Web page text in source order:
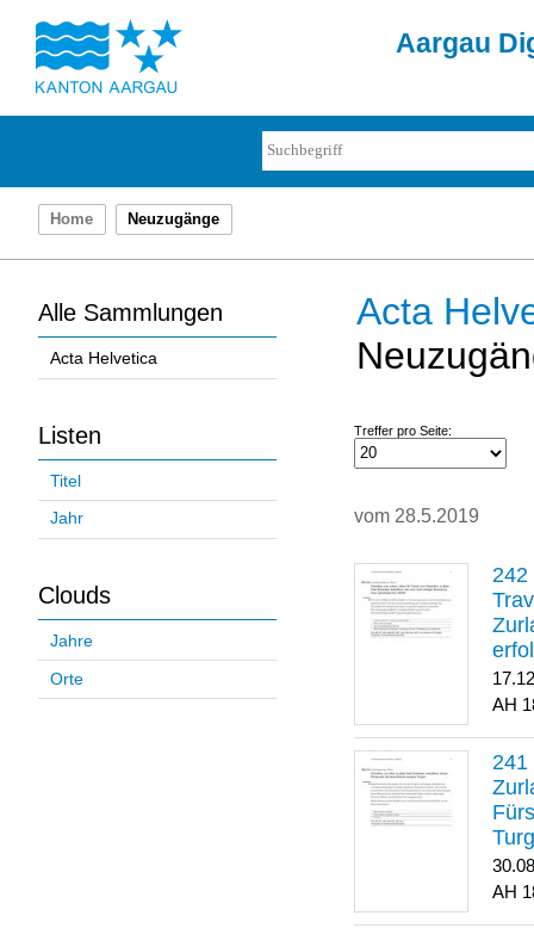
Aargau
Home Neuzugänge
Alle Sammlungen
Acta Helvetica
Listen
Titel
Jahr
Clouds
Jahre
Orte
Acta
Treffer pro Seite:
vom 28.5.2019